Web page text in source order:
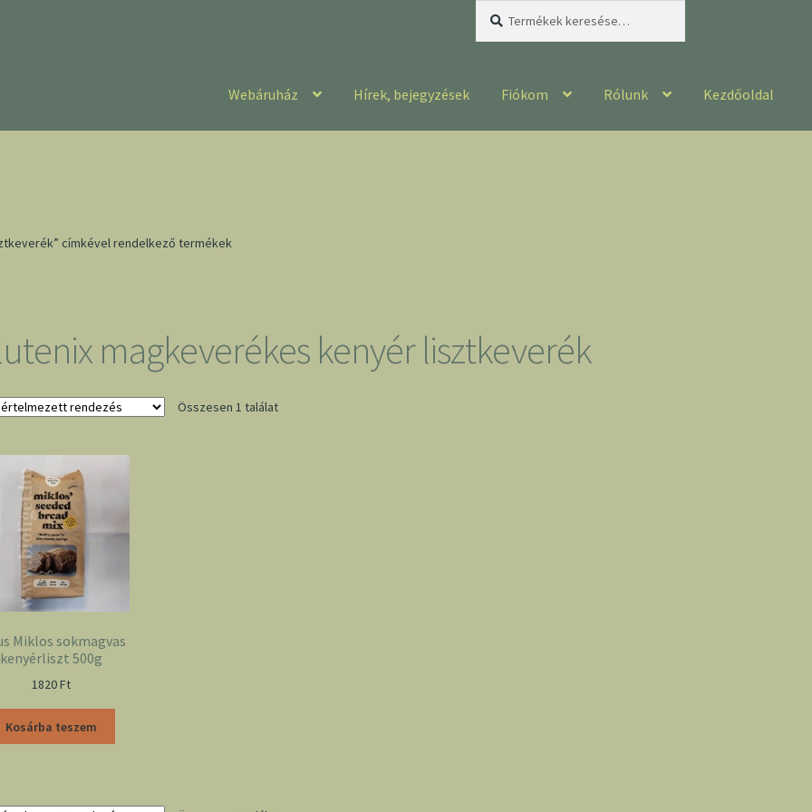
Webáruház Hírek, bejegyzések Fiókom Rólunk Kezdőoldal
címkével rendelkező termékek
magkeverékes kenyér lisztkeverék
Összesen 1 találat
Miklos sokmagvas
kenyérliszt 500g
1820Ft
Kosárba teszem